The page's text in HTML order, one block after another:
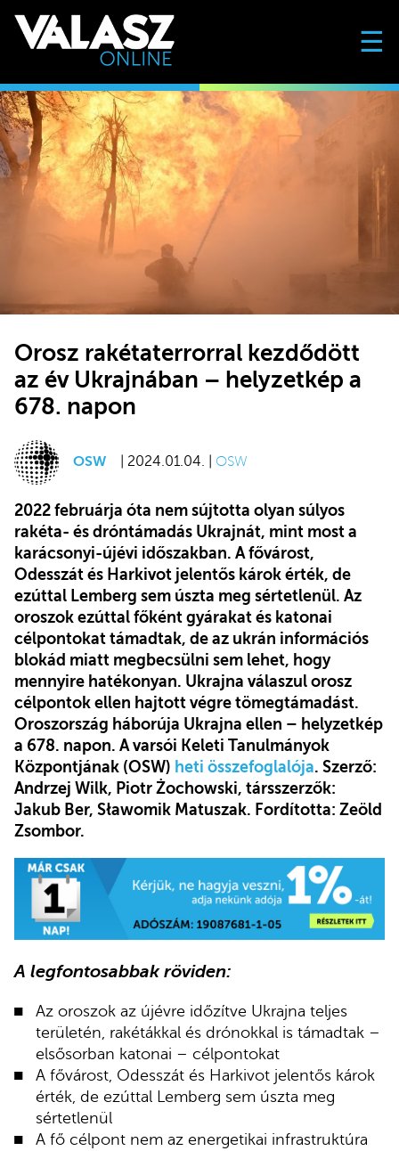
☰
Orosz rakétaterrorral kezdődött
az év Ukrajnában – helyzetkép a
678. napon
OSW | 2024.01.04. | OSW
2022 februárja óta nem sújtotta olyan súlyos
rakéta- és dróntámadás Ukrajnát, mint most a
karácsonyi-újévi időszakban. A fővárost,
Odesszát és Harkivot jelentős károk érték, de
ezúttal Lemberg sem úszta meg sértetlenül. Az
oroszok ezúttal főként gyárakat és katonai
célpontokat támadtak, de az ukrán információs
blokád miatt megbecsülni sem lehet, hogy
mennyire hatékonyan. Ukrajna válaszul orosz
célpontok ellen hajtott végre tömegtámadást.
Oroszország háborúja Ukrajna ellen – helyzetkép
a 678. napon. A varsói Keleti Tanulmányok
Központjának (OSW) heti összefoglalója. Szerző:
Andrzej Wilk, Piotr Żochowski, társszerzők:
Jakub Ber, Sławomik Matuszak. Fordította: Zeöld
Zsombor.
A legfontosabbak röviden:
Az oroszok az újévre időzítve Ukrajna teljes
területén, rakétákkal és drónokkal is támadtak –
elsősorban katonai – célpontokat
A fővárost, Odesszát és Harkivot jelentős károk
érték, de ezúttal Lemberg sem úszta meg
sértetlenül
A fő célpont nem az energetikai infrastruktúra